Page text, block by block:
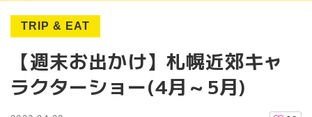
TRIP & EAT
【週末お出かけ】札幌近郊キャ
ラクターショー(4月～5月)